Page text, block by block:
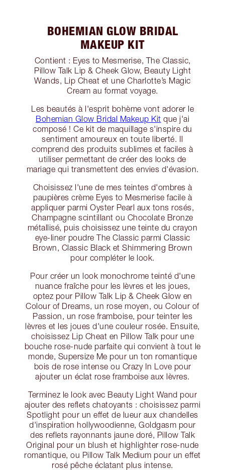
BOHEMIAN GLOW BRIDAL
MAKEUP KIT
Contient : Eyes to Mesmerise, The Classic,
Pillow Talk Lip & Cheek Glow, Beauty Light
Wands, Lip Cheat et une Charlotte’s Magic
Cream au format voyage.
Les beautés à l'esprit bohème vont adorer le
Bohemian Glow Bridal Makeup Kit que j'ai
composé ! Ce kit de maquillage s'inspire du
sentiment amoureux en toute liberté. Il
comprend des produits sublimes et faciles à
utiliser permettant de créer des looks de
mariage qui transmettent des envies d'évasion.
Choisissez l'une de mes teintes d'ombres à
paupières crème Eyes to Mesmerise facile à
appliquer parmi Oyster Pearl aux tons rosés,
Champagne scintillant ou Chocolate Bronze
métallisé, puis choisissez une teinte du crayon
eye-liner poudre The Classic parmi Classic
Brown, Classic Black et Shimmering Brown
pour compléter le look.
Pour créer un look monochrome teinté d'une
nuance fraîche pour les lèvres et les joues,
optez pour Pillow Talk Lip & Cheek Glow en
Colour of Dreams, un rose moyen, ou Colour of
Passion, un rose framboise, pour teinter les
lèvres et les joues d'une couleur rosée. Ensuite,
choisissez Lip Cheat en Pillow Talk pour une
bouche rose-nude parfaite qui convient à tout le
monde, Supersize Me pour un ton romantique
bois de rose intense ou Crazy In Love pour
ajouter un éclat rose framboise aux lèvres.
Terminez le look avec Beauty Light Wand pour
ajouter des reflets chatoyants : choisissez parmi
Spotlight pour un effet de lueur aux chandelles
d'inspiration hollywoodienne, Goldgasm pour
des reflets rayonnants jaune doré, Pillow Talk
Original pour un blush et highlighter rose-nude
romantique, ou Pillow Talk Medium pour un effet
rosé pêche éclatant plus intense.